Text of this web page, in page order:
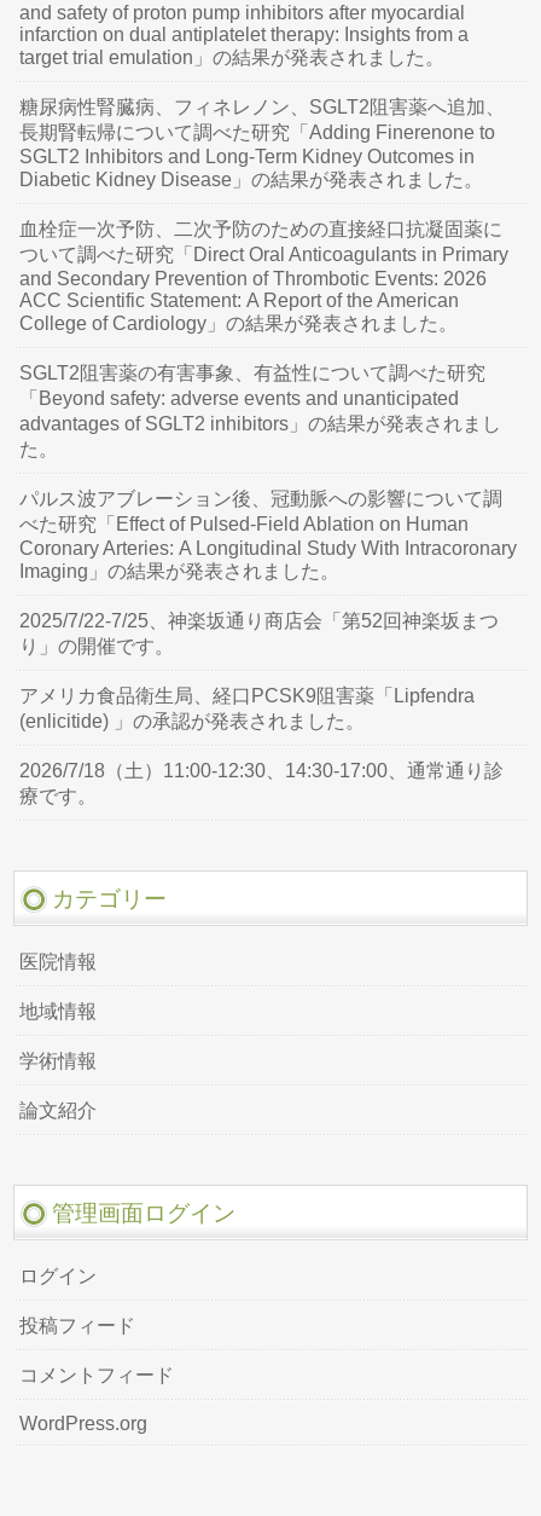
and safety of proton pump inhibitors after myocardial
infarction on dual antiplatelet therapy: Insights from a
target trial emulation」の結果が発表されました。
糖尿病性腎臓病、フィネレノン、SGLT2阻害薬へ追加、
長期腎転帰について調べた研究「Adding Finerenone to
SGLT2 Inhibitors and Long-Term Kidney Outcomes in
Diabetic Kidney Disease」の結果が発表されました。
血栓症一次予防、二次予防のための直接経口抗凝固薬に
ついて調べた研究「Direct Oral Anticoagulants in Primary
and Secondary Prevention of Thrombotic Events: 2026
ACC Scientific Statement: A Report of the American
College of Cardiology」の結果が発表されました。
SGLT2阻害薬の有害事象、有益性について調べた研究
「Beyond safety: adverse events and unanticipated
advantages of SGLT2 inhibitors」の結果が発表されまし
た。
パルス波アブレーション後、冠動脈への影響について調
べた研究「Effect of Pulsed-Field Ablation on Human
Coronary Arteries: A Longitudinal Study With Intracoronary
Imaging」の結果が発表されました。
2025/7/22-7/25、神楽坂通り商店会「第52回神楽坂まつ
り」の開催です。
アメリカ食品衛生局、経口PCSK9阻害薬「Lipfendra
(enlicitide) 」の承認が発表されました。
2026/7/18（土）11:00-12:30、14:30-17:00、通常通り診
療です。
カテゴリー
医院情報
地域情報
学術情報
論文紹介
管理画面ログイン
ログイン
投稿フィード
コメントフィード
WordPress.org